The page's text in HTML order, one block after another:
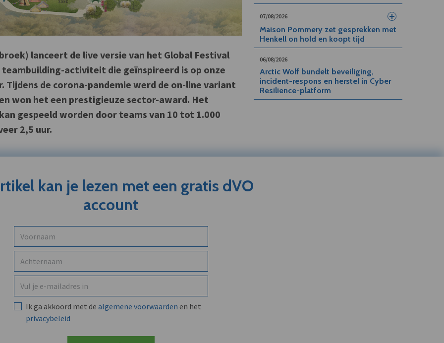
lanceert de live versie van het Global Festival
teambuilding-activiteit die geïnspireerd is op onze
Tijdens de corona-pandemie werd de on-line variant
won het een prestigieuze sector-award. Het
gespeeld worden door teams van 10 tot 1.000
2,5 uur.
07/08/2026
Maison Pommery zet gesprekken met
Henkell on hold en koopt tijd
06/08/2026
Arctic Wolf bundelt beveiliging,
incident-respons en herstel in Cyber
Resilience-platform
kan je lezen met een gratis dVO
account
Ik ga akkoord met dealgemene voorwaarden en het
privacybeleid